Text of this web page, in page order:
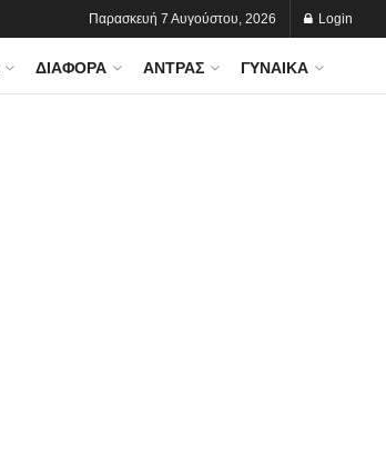
Παρασκευή 7 Αυγούστου, 2026 Login
ΔΙΆΦΟΡΑ ΆΝΤΡΑΣ ΓΥΝΑΊΚΑ